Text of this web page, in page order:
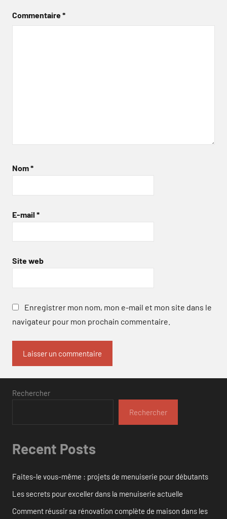
Commentaire*
Nom*
E-mail *
Site web
Enregistrer mon nom, mon e-mail et mon site dans le
navigateur pour mon prochain commentaire.
Rechercher
Rechercher
Recent Posts
Faites-le vous-même : projets de menuiserie pour débutants
Les secrets pour exceller dans la menuiserie actuelle
Comment réussir sa rénovation complète de maison dans les